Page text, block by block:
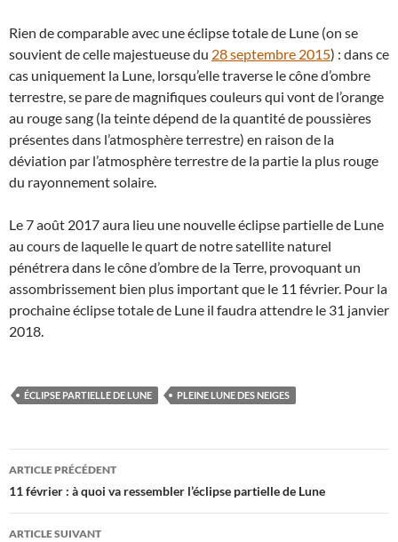
Rien de comparable avec une éclipse totale de Lune (on se
souvient de celle majestueuse du 28 septembre 2015) : dans ce
cas uniquement la Lune, lorsqu’elle traverse le cône d’ombre
terrestre, se pare de magnifiques couleurs qui vont de l’orange
au rouge sang (la teinte dépend de la quantité de poussières
présentes dans l’atmosphère terrestre) en raison de la
déviation par l’atmosphère terrestre de la partie la plus rouge
du rayonnement solaire.
Le 7 août 2017 aura lieu une nouvelle éclipse partielle de Lune
au cours de laquelle le quart de notre satellite naturel
pénétrera dans le cône d’ombre de la Terre, provoquant un
assombrissement bien plus important que le 11 février. Pour la
prochaine éclipse totale de Lune il faudra attendre le 31 janvier
2018.
ÉCLIPSE PARTIELLE DE LUNE PLEINE LUNE DES NEIGES
Navigation
des
articles
ARTICLE PRÉCÉDENT
11 février : à quoi va ressembler l’éclipse partielle de Lune
ARTICLE SUIVANT